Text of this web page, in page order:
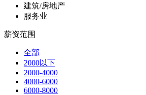
建筑/房地产
服务业
薪资范围
全部
2000以下
2000-4000
4000-6000
6000-8000